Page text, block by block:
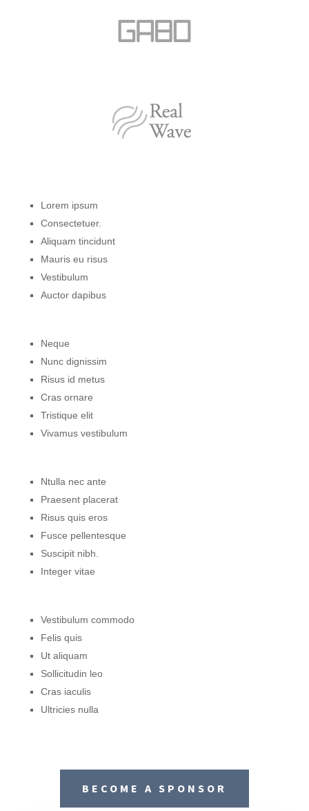
Lorem ipsum
Consectetuer.
Aliquam tincidunt
Mauris eu risus
Vestibulum
Auctor dapibus
Neque
Nunc dignissim
Risus id metus
Cras ornare
Tristique elit
Vivamus vestibulum
Ntulla nec ante
Praesent placerat
Risus quis eros
Fusce pellentesque
Suscipit nibh.
Integer vitae
Vestibulum commodo
Felis quis
Ut aliquam
Sollicitudin leo
Cras iaculis
Ultricies nulla
BECOME A SPONSOR